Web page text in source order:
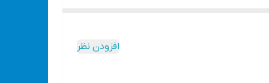
افزودن نظر